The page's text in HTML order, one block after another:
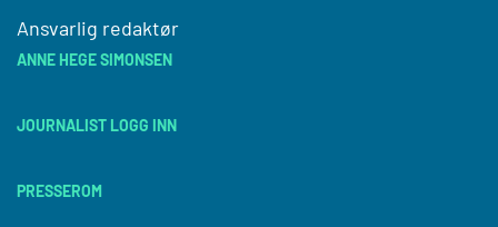
Ansvarlig redaktør
ANNE HEGE SIMONSEN
JOURNALIST LOGG INN
PRESSEROM